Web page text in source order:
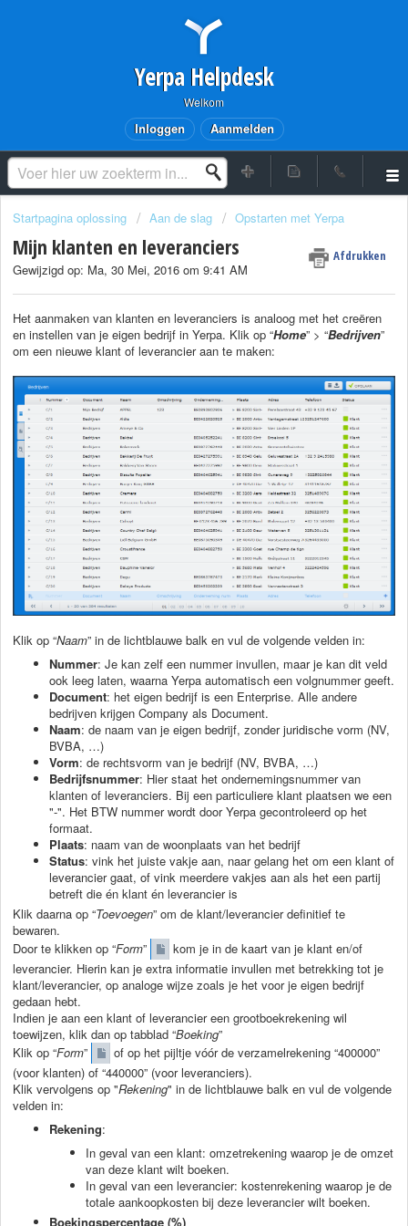
Yerpa Helpdesk
Welkom
Inloggen Aanmelden
Startpagina oplossing Aan de slag Opstarten met Yerpa
Mijn klanten en leveranciers Afdrukken
Gewijzigd op: Ma, 30 Mei, 2016 om 9:41 AM
Het aanmaken van klanten en leveranciers is analoog met het creëren
en instellen van je eigen bedrijf in Yerpa. Klik op “Home” > “Bedrijven”
om een nieuwe klant of leverancier aan te maken:
Klik op “Naam” in de lichtblauwe balk en vul de volgende velden in:
Nummer: Je kan zelf een nummer invullen, maar je kan dit veld
ook leeg laten, waarna Yerpa automatisch een volgnummer geeft.
Document: het eigen bedrijf is een Enterprise. Alle andere
bedrijven krijgen Company als Document.
Naam: de naam van je eigen bedrijf, zonder juridische vorm (NV,
BVBA, …)
Vorm: de rechtsvorm van je bedrijf (NV, BVBA, …)
Bedrijfsnummer: Hier staat het ondernemingsnummer van
klanten of leveranciers. Bij een particuliere klant plaatsen we een
"-". Het BTW nummer wordt door Yerpa gecontroleerd op het
formaat.
Plaats: naam van de woonplaats van het bedrijf
Status: vink het juiste vakje aan, naar gelang het om een klant of
leverancier gaat, of vink meerdere vakjes aan als het een partij
betreft die én klant én leverancier is
Klik daarna op “Toevoegen” om de klant/leverancier definitief te
bewaren.
Door te klikken op “Form”
kom je in de kaart van je klant en/of
leverancier. Hierin kan je extra informatie invullen met betrekking tot je
klant/leverancier, op analoge wijze zoals je het voor je eigen bedrijf
gedaan hebt.
Indien je aan een klant of leverancier een grootboekrekening wil
toewijzen, klik dan op tabblad “Boeking”
Klik op “Form”
of op het pijltje vóór de verzamelrekening “400000”
(voor klanten) of “440000” (voor leveranciers).
Klik vervolgens op "Rekening" in de lichtblauwe balk en vul de volgende
velden in:
Rekening:
In geval van een klant: omzetrekening waarop je de omzet
van deze klant wilt boeken.
In geval van een leverancier: kostenrekening waarop je de
totale aankoopkosten bij deze leverancier wilt boeken.
Boekingspercentage (%)